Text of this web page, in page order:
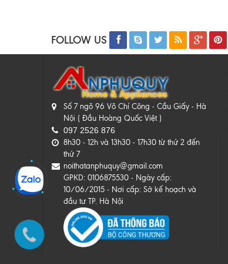
FOLLOW US
Số 7 ngõ 96 Võ Chí Công - Cầu Giấy - Hà
Nội ( Đầu Hoàng Quốc Việt )
097 2526 876
8h30 - 12h và 13h30 - 17h30 từ thứ 2 đến
thứ 7
noithatanphuquy@gmail.com
GPKD: 0106875530 - Ngày cấp:
10/06/2015 - Nơi cấp: Sở kế hoạch và
đầu tư TP. Hà Nội